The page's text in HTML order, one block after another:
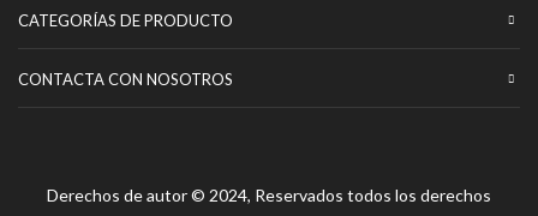
CATEGORÍAS DE PRODUCTO
CONTACTA CON NOSOTROS
Derechos de autor © 2024, Reservados todos los derechos